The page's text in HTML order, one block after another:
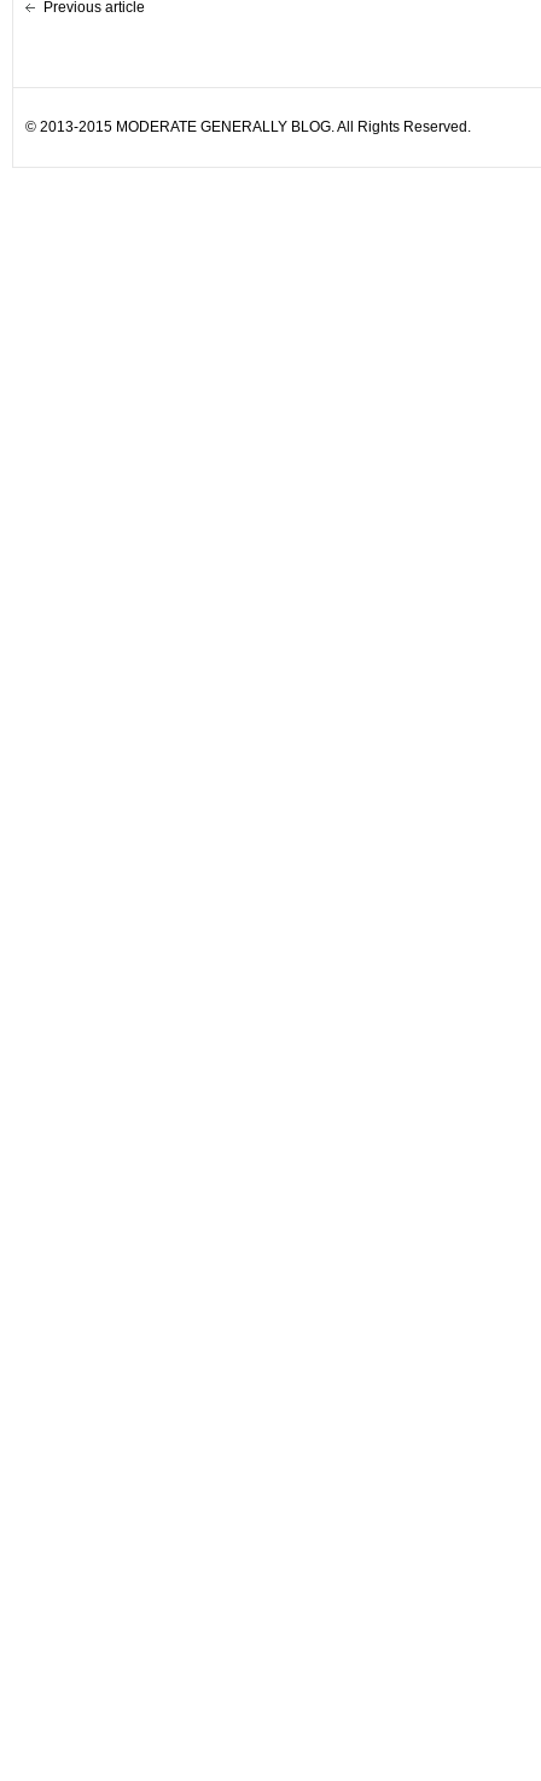
Previous article
© 2013-2015 MODERATE GENERALLY BLOG. All Rights Reserved.